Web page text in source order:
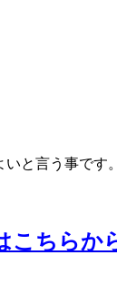
と言う事です
こちらか